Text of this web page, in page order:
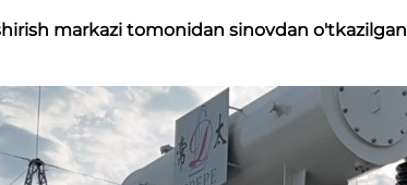
markazi tomonidan sinovdan o'tkazilgan